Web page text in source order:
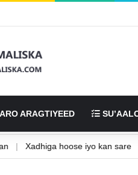
ARAGTIYEED
| Xadhiga hoose iyo kan